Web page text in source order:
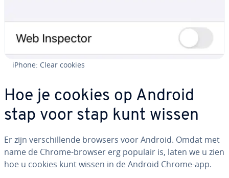
iPhone: Clear cookies
Hoe je cookies op Android
stap voor stap kunt wissen
Er zijn ver­schil­len­de browsers voor Android. Omdat met
name de Chrome-browser erg populair is, laten we u zien
hoe u cookies kunt wissen in de Android Chrome-app.